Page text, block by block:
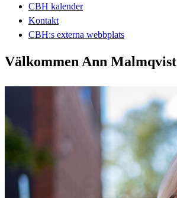
CBH kalender
Kontakt
CBH:s externa webbplats
Välkommen Ann Malmqvist